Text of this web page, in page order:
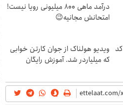
درآمد ماهی 800 میلیونی رویا نیست!
امتحانش مجانیه😉
ویدیو هولناک از جوان کارتن خوابی
که میلیاردر شد. آموزش رایگان